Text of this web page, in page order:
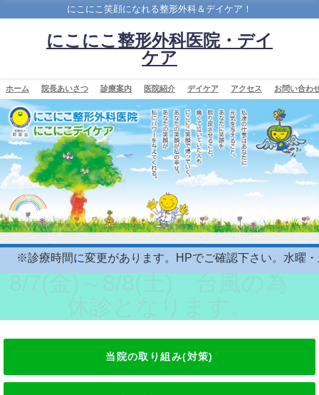
にこにこ笑顔になれる整形外科＆デイケア！
にこにこ整形外科医院・デイ
ケア
ホーム 院長あいさつ 診療案内 医院紹介 デイケア アクセス お問い合わ
更があります。HPでご確認下さい。水曜・土曜/午後休診
当院の取り組み(対策)